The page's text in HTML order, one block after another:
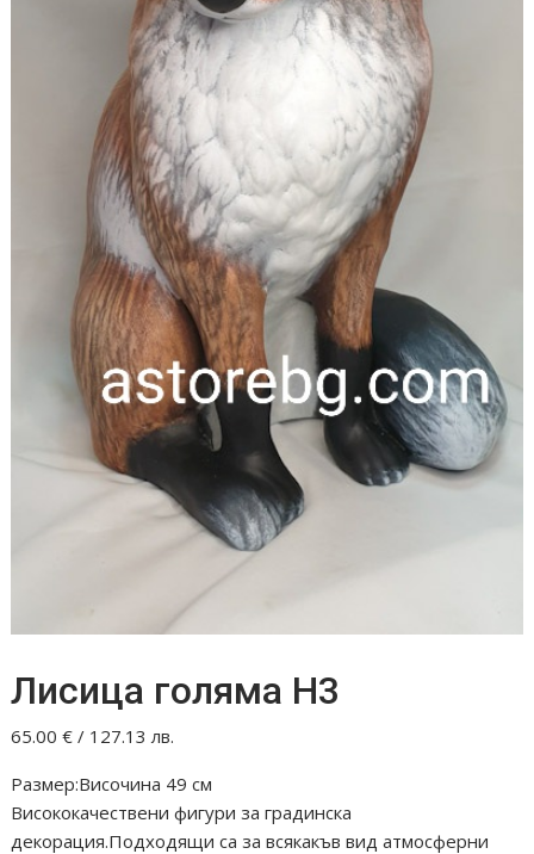
Лисица голяма Н3
65.00€ / 127.13 лв.
Размер:Височина 49 см
Висококачествени фигури за градинска
декорация.Подходящи са за всякакъв вид атмосферни